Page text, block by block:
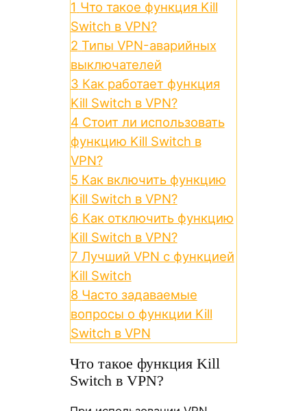
1 Что такое функция Kill
Switch в VPN?
2 Типы VPN-аварийных
выключателей
3 Как работает функция
Kill Switch в VPN?
4 Стоит ли использовать
функцию Kill Switch в
VPN?
5 Как включить функцию
Kill Switch в VPN?
6 Как отключить функцию
Kill Switch в VPN?
7 Лучший VPN с функцией
Kill Switch
8 Часто задаваемые
вопросы о функции Kill
Switch в VPN
Что такое функция Kill
Switch в VPN?